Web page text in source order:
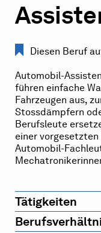
Diesen Beruf
Automobil-
führen einfache
Fahrzeugen aus,
Stossdämpfern
Berufsleute
einer
Automobil-
Tätigkeiten